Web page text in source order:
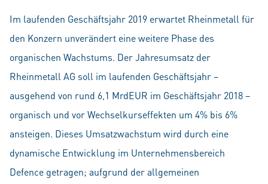
Im laufenden Geschäftsjahr 2019 erwartet Rheinmetall für
den Konzern unverändert eine weitere Phase des
organischen Wachstums. Der Jahresumsatz der
Rheinmetall AG soll im laufenden Geschäftsjahr –
ausgehend von rund 6,1 MrdEUR im Geschäftsjahr 2018 –
organisch und vor Wechselkurseffekten um 4% bis 6%
ansteigen. Dieses Umsatzwachstum wird durch eine
dynamische Entwicklung im Unternehmensbereich
Defence getragen; aufgrund der allgemeinen